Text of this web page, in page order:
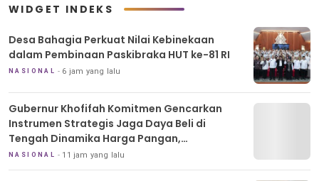
WIDGET INDEKS
Desa Bahagia Perkuat Nilai Kebinekaan
dalam Pembinaan Paskibraka HUT ke-81 RI
NASIONAL 6 jam yang lalu
Gubernur Khofifah Komitmen Gencarkan
Instrumen Strategis Jaga Daya Beli di
Tengah Dinamika Harga Pangan,
Masyarakat Kota Pasuruan Antusias Serbu
Pasar Murah dan Bendera Merah Putih
NASIONAL 11 jam yang lalu